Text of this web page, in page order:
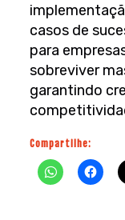
casos de
para
sobreviver
garantindo
Compartilhe: